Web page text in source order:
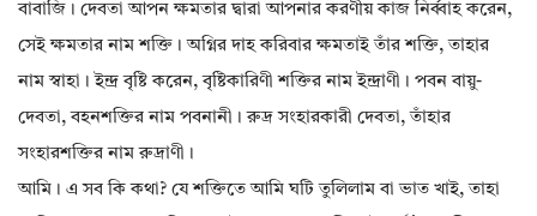
বাবাজি। দেবতা আপন ক্ষমতার দ্বারা আপনার করণীয় কাজ নির্ব্বাহ করেন,
সেই ক্ষমতার নাম শক্তি। অগ্নির দাহ করিবার ক্ষমতাই তাঁর শক্তি, তাহার
নাম স্বাহা। ইন্দ্র বৃষ্টি করেন, বৃষ্টিকারিণী শক্তির নাম ইন্দ্রাণী। পবন বায়ু-
দেবতা, বহনশক্তির নাম পবনানী। রুদ্র সংহারকারী দেবতা, তাঁহার
সংহারশক্তির নাম রুদ্রাণী।
আমি। এ সব কি কথা? যে শক্তিতে আমি ঘটি তুলিলাম বা ভাত খাই, তাহা